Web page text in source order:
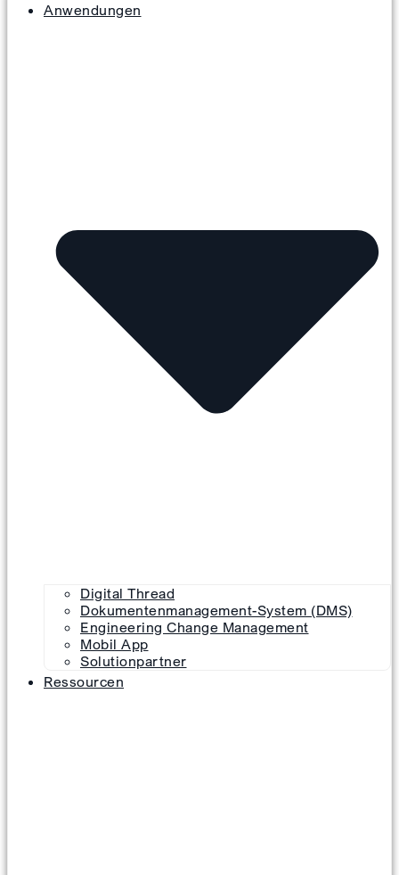
Anwendungen
Digital Thread
Dokumentenmanagement-System (DMS)
Engineering Change Management
Mobil App
Solutionpartner
Ressourcen